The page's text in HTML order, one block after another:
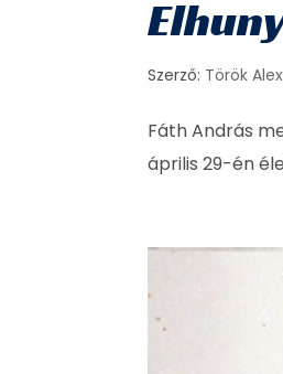
Szerző: Török
Fáth András
április 29-én